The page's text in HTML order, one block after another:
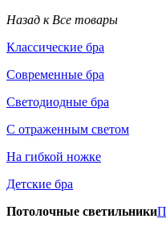
Назад к Все товары
Классические бра
Современные бра
Светодиодные бра
С отраженным светом
На гибкой ножке
Детские бра
Потолочные светильники